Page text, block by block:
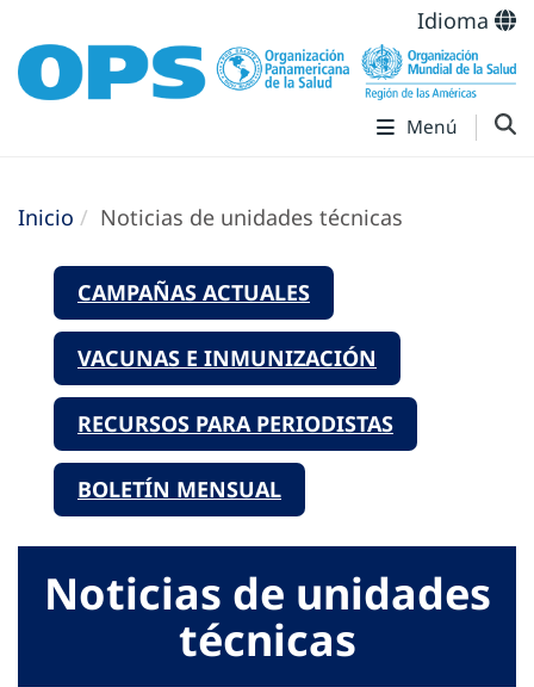
Idioma
Menú
Inicio Noticias de unidades técnicas
CAMPAÑAS ACTUALES
VACUNAS E INMUNIZACIÓN
RECURSOS PARA PERIODISTAS
BOLETÍN MENSUAL
Noticias de unidades
técnicas